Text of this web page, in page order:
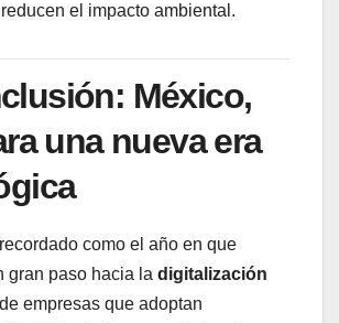
el impacto ambiental.
México,
una nueva era
como el año en que
gran paso hacia la digitalización
empresas que adoptan